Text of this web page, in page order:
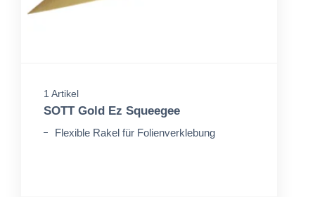
1 Artikel
SOTT Gold Ez Squeegee
Flexible Rakel für Folienverklebung